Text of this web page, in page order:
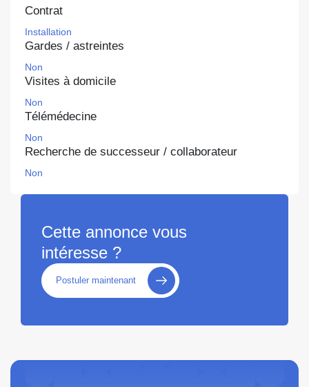
Contrat
Installation
Gardes / astreintes
Non
Visites à domicile
Non
Télémédecine
Non
Recherche de successeur / collaborateur
Non
Cette annonce vous
intéresse ?
Postuler maintenant